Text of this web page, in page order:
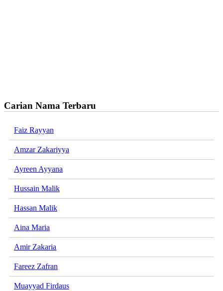
Carian Nama Terbaru
Faiz Rayyan
Amzar Zakariyya
Ayreen Ayyana
Hussain Malik
Hassan Malik
Aina Maria
Amir Zakaria
Fareez Zafran
Muayyad Firdaus